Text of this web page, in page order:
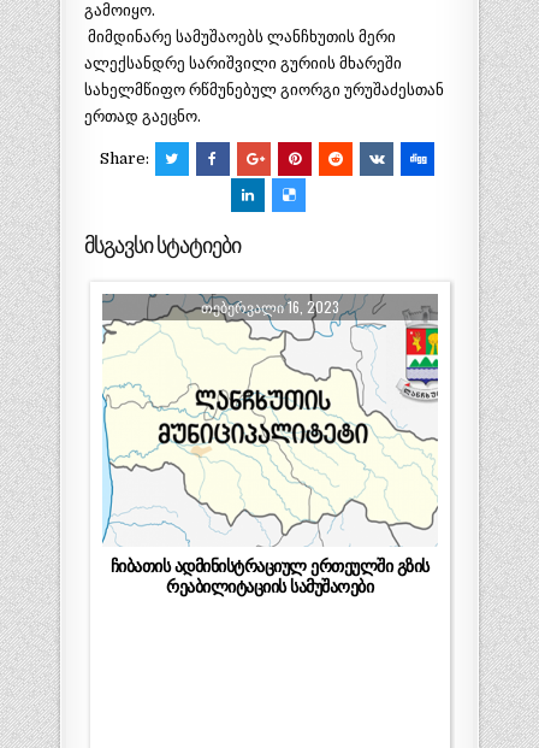
გამოიყო.
მიმდინარე სამუშაოებს ლანჩხუთის მერი
ალექსანდრე სარიშვილი გურიის მხარეში
სახელმწიფო რწმუნებულ გიორგი ურუშაძესთან
ერთად გაეცნო.
Share:
მსგავსი სტატიები
ᲗᲔᲑᲔᲠᲕᲐᲚᲘ 16, 2023
ჩიბათის ადმინისტრაციულ ერთეულში გზის
რეაბილიტაციის სამუშაოები